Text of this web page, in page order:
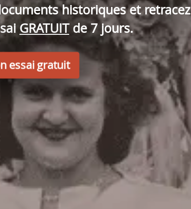
historiques et retracez
GRATUITde 7 jours.
essai gratuit